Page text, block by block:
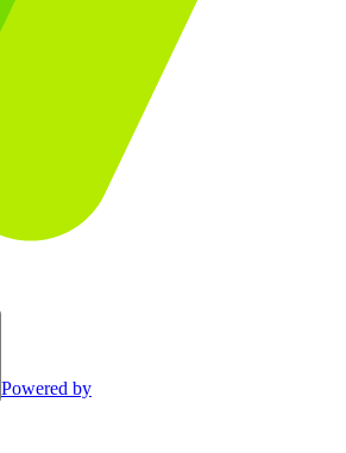
Powered by